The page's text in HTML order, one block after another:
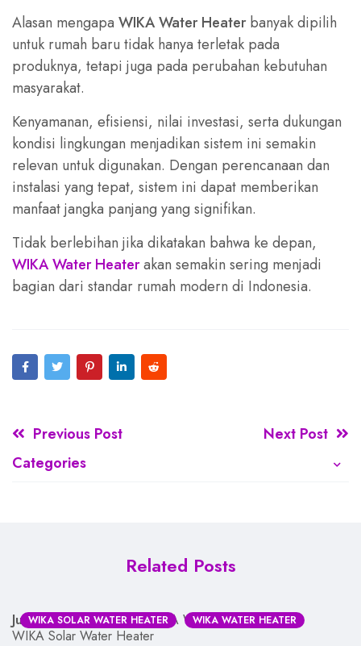
Alasan mengapa WIKA Water Heaterbanyak dipilih
untuk rumah baru tidak hanya terletak pada
produknya, tetapi juga pada perubahan kebutuhan
masyarakat.
Kenyamanan, efisiensi, nilai investasi, serta dukungan
kondisi lingkungan menjadikan sistem ini semakin
relevan untuk digunakan. Dengan perencanaan dan
instalasi yang tepat, sistem ini dapat memberikan
manfaat jangka panjang yang signifikan.
Tidak berlebihan jika dikatakan bahwa ke depan,
WIKA Water Heaterakan semakin sering menjadi
bagian dari standar rumah modern di Indonesia.
Previous Post
Next Post
Categories
Related Posts
WIKA SOLAR WATER HEATER WIKA WATER HEATER
June 11, 2026
Admin WIKA Water Heater
WIKA Solar Water Heater